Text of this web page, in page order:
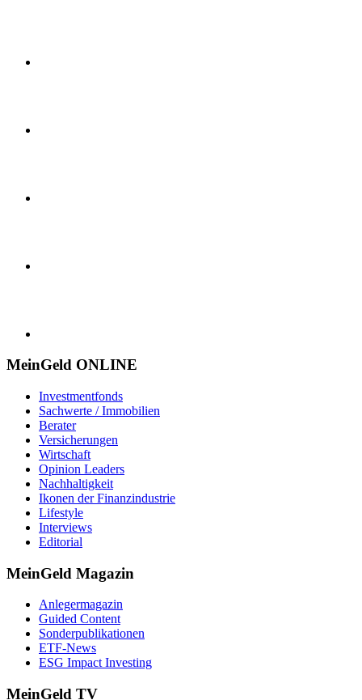
MeinGeld ONLINE
Investmentfonds
Sachwerte / Immobilien
Berater
Versicherungen
Wirtschaft
Opinion Leaders
Nachhaltigkeit
Ikonen der Finanzindustrie
Lifestyle
Interviews
Editorial
MeinGeld Magazin
Anlegermagazin
Guided Content
Sonderpublikationen
ETF-News
ESG Impact Investing
MeinGeld TV